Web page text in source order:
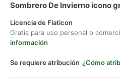
Sombrero De Invierno icono
Licencia de Flaticon
Gratis para uso personal o
información
Se requiere atribución ¿Cómo